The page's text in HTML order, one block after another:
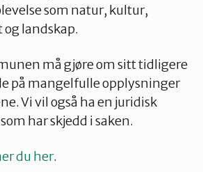
som natur, kultur,
landskap.
må gjøre om sitt tidligere
på mangelfulle opplysninger
Vi vil også ha en juridisk
har skjedd i saken.
du her.